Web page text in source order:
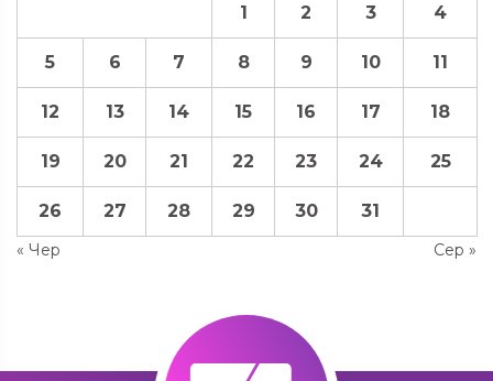
« Чер Сер »
1 2 3 4
5 6 7 8 9 10 11
12 13 14 15 16 17 18
19 20 21 22 23 24 25
26 27 28 29 30 31